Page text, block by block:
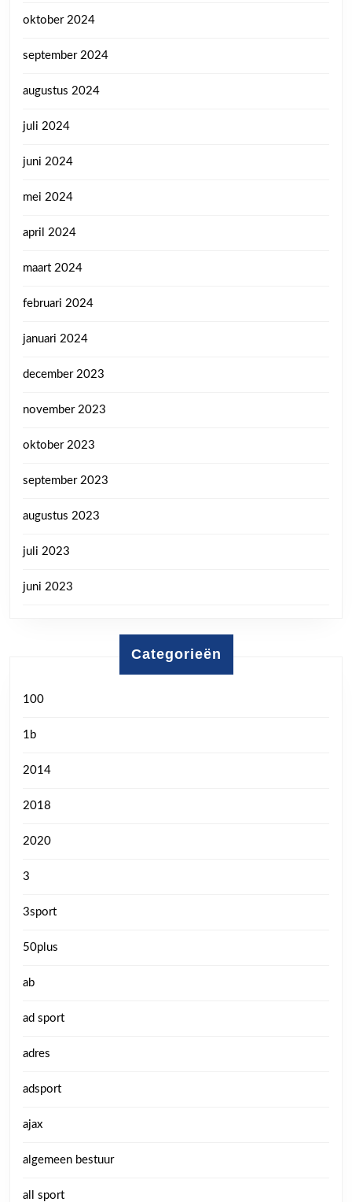
oktober 2024
september 2024
augustus 2024
juli 2024
juni 2024
mei 2024
april 2024
maart 2024
februari 2024
januari 2024
december 2023
november 2023
oktober 2023
september 2023
augustus 2023
juli 2023
juni 2023
Categorieën
100
1b
2014
2018
2020
3
3sport
50plus
ab
ad sport
adres
adsport
ajax
algemeen bestuur
all sport